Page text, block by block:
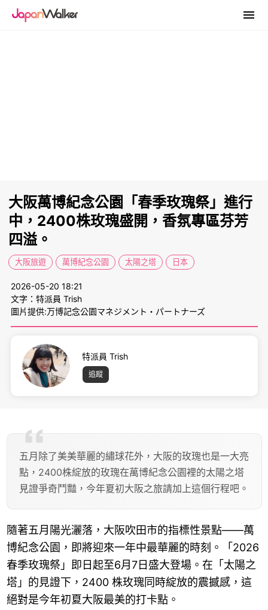
大阪萬博紀念公園「春季玫瑰祭」進行
中，2400株玫瑰盛開，香氛專區芬芳
四溢。
大阪旅遊 萬博紀念公園 太陽之塔 日本
2026-05-20 18:21
文字：特派員 Trish
圖片提供:万博記念公園マネジメント・パートナーズ
特派員 Trish
追蹤
五月除了美美華麗的繡球花外，大阪的玫瑰也是一大亮
點，2400株綻放的玫瑰在萬博紀念公園裡的太陽之塔
見證爭奇鬥豔，今年夏初大阪之旅請加上這個行程吧。
隨著五月陽光灑落，大阪吹田市的指標性景點——萬
博紀念公園，即將迎來一年中最華麗的時刻。「2026
春季玫瑰祭」即日起至6月7日盛大登場。在「太陽之
塔」的見證下，2400 株玫瑰同時綻放的震撼感，這
絕對是今年初夏大阪最美的打卡點。